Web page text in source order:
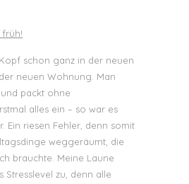
früh!
schon ganz in der neuen
neuen Wohnung. Man
packt ohne
alles ein – so war es
Ein riesen Fehler, denn somit
weggeräumt, die
brauchte. Meine Laune
Stresslevel zu, denn alle